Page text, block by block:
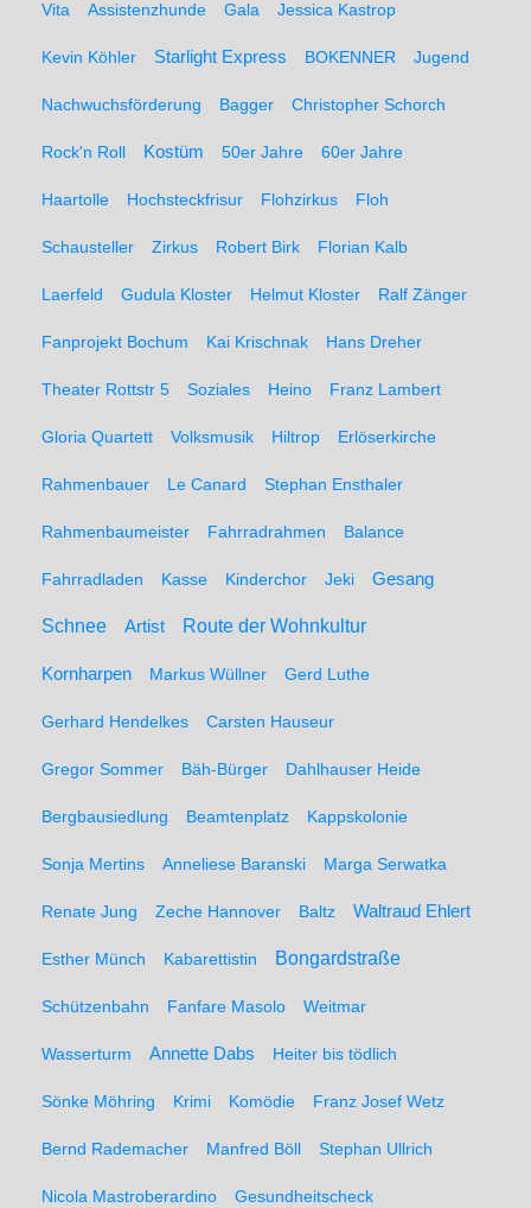
Vita Assistenzhunde Gala Jessica Kastrop
Kevin Köhler Starlight Express BOKENNER Jugend
Nachwuchsförderung Bagger Christopher Schorch
Rock'n Roll Kostüm 50er Jahre 60er Jahre
Haartolle Hochsteckfrisur Flohzirkus Floh
Schausteller Zirkus Robert Birk Florian Kalb
Laerfeld Gudula Kloster Helmut Kloster Ralf Zänger
Fanprojekt Bochum Kai Krischnak Hans Dreher
Theater Rottstr 5 Soziales Heino Franz Lambert
Gloria Quartett Volksmusik Hiltrop Erlöserkirche
Rahmenbauer Le Canard Stephan Ensthaler
Rahmenbaumeister Fahrradrahmen Balance
Fahrradladen Kasse Kinderchor Jeki Gesang
Schnee Artist Route der Wohnkultur
Kornharpen Markus Wüllner Gerd Luthe
Gerhard Hendelkes Carsten Hauseur
Gregor Sommer Bäh-Bürger Dahlhauser Heide
Bergbausiedlung Beamtenplatz Kappskolonie
Sonja Mertins Anneliese Baranski Marga Serwatka
Renate Jung Zeche Hannover Baltz Waltraud Ehlert
Esther Münch Kabarettistin Bongardstraße
Schützenbahn Fanfare Masolo Weitmar
Wasserturm Annette Dabs Heiter bis tödlich
Sönke Möhring Krimi Komödie Franz Josef Wetz
Bernd Rademacher Manfred Böll Stephan Ullrich
Nicola Mastroberardino Gesundheitscheck